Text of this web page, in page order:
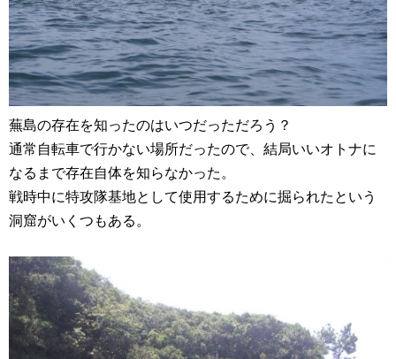
蕪島の存在を知ったのはいつだっただろう？
通常自転車で行かない場所だったので、結局いいオトナに
なるまで存在自体を知らなかった。
戦時中に特攻隊基地として使用するために掘られたという
洞窟がいくつもある。